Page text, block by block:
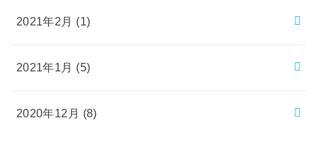
2021年2月 (1)
2021年1月 (5)
2020年12月 (8)